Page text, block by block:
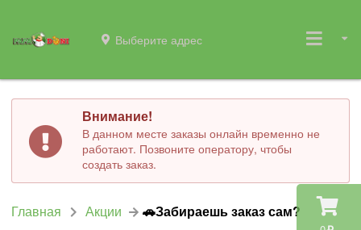
Выберите адрес
Внимание!
В данном месте заказы онлайн временно не
работают. Позвоните оператору, чтобы
создать заказ.
Главная Акции 🚗Забираешь заказ сам?